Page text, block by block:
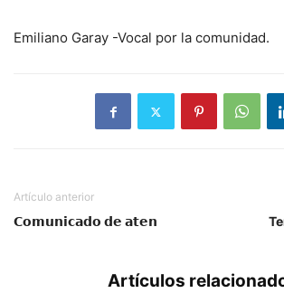
Emiliano Garay -Vocal por la comunidad.
Artículo anterior
𝗖𝗼𝗺𝘂𝗻𝗶𝗰𝗮𝗱𝗼 𝗱𝗲 𝗮𝘁𝗲𝗻
Artículos